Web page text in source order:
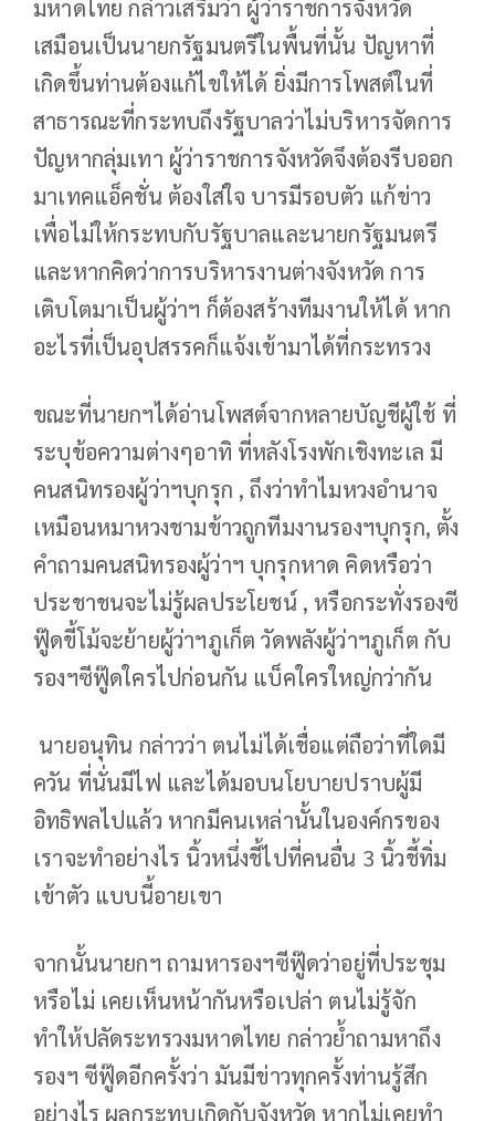
มหาดไทย กล่าวเสริมว่า ผู้ว่าราชการจังหวัด
เสมือนเป็นนายกรัฐมนตรีในพื้นที่นั้น ปัญหาที่
เกิดขึ้นท่านต้องแก้ไขให้ได้ ยิ่งมีการโพสต์ในที่
สาธารณะที่กระทบถึงรัฐบาลว่าไม่บริหารจัดการ
ปัญหากลุ่มเทา ผู้ว่าราชการจังหวัดจึงต้องรีบออก
มาเทคแอ็คชั่น ต้องใส่ใจ บารมีรอบตัว แก้ข่าว
เพื่อไม่ให้กระทบกับรัฐบาลและนายกรัฐมนตรี
และหากคิดว่าการบริหารงานต่างจังหวัด การ
เติบโตมาเป็นผู้ว่าฯ ก็ต้องสร้างทีมงานให้ได้ หาก
อะไรที่เป็นอุปสรรคก็แจ้งเข้ามาได้ที่กระทรวง
ขณะที่นายกฯได้อ่านโพสต์จากหลายบัญชีผู้ใช้ ที่
ระบุข้อความต่างๆอาทิ ที่หลังโรงพักเชิงทะเล มี
คนสนิทรองผู้ว่าฯบุกรุก , ถึงว่าทำไมหวงอำนาจ
เหมือนหมาหวงชามข้าวถูกทีมงานรองฯบุกรุก, ตั้ง
คำถามคนสนิทรองผู้ว่าฯ บุกรุกหาด คิดหรือว่า
ประชาชนจะไม่รู้ผลประโยชน์ , หรือกระทั่งรองซี
ฟู๊ดขี้โม้จะย้ายผู้ว่าฯภูเก็ต วัดพลังผู้ว่าฯภูเก็ต กับ
รองฯซีฟู๊ดใครไปก่อนกัน แบ็คใครใหญ่กว่ากัน
นายอนุทิน กล่าวว่า ตนไม่ได้เชื่อแต่ถือว่าที่ใดมี
ควัน ที่นั่นมีไฟ และได้มอบนโยบายปราบผู้มี
อิทธิพลไปแล้ว หากมีคนเหล่านั้นในองค์กรของ
เราจะทำอย่างไร นิ้วหนึ่งชี้ไปที่คนอื่น 3 นิ้วชี้ทิ่ม
เข้าตัว แบบนี้อายเขา
จากนั้นนายกฯ ถามหารองฯซีฟู๊ดว่าอยู่ที่ประชุม
หรือไม่ เคยเห็นหน้ากันหรือเปล่า ตนไม่รู้จัก
ทำให้ปลัดระทรวงมหาดไทย กล่าวย้ำถามหาถึง
รองฯ ซีฟู๊ดอีกครั้งว่า มันมีข่าวทุกครั้งท่านรู้สึก
อย่างไร ผลกระทบเกิดกับจังหวัด หากไม่เคยทำ